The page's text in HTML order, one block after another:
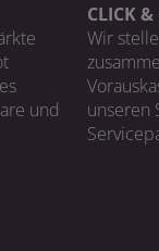
und
CLICK &
Wir
unseren